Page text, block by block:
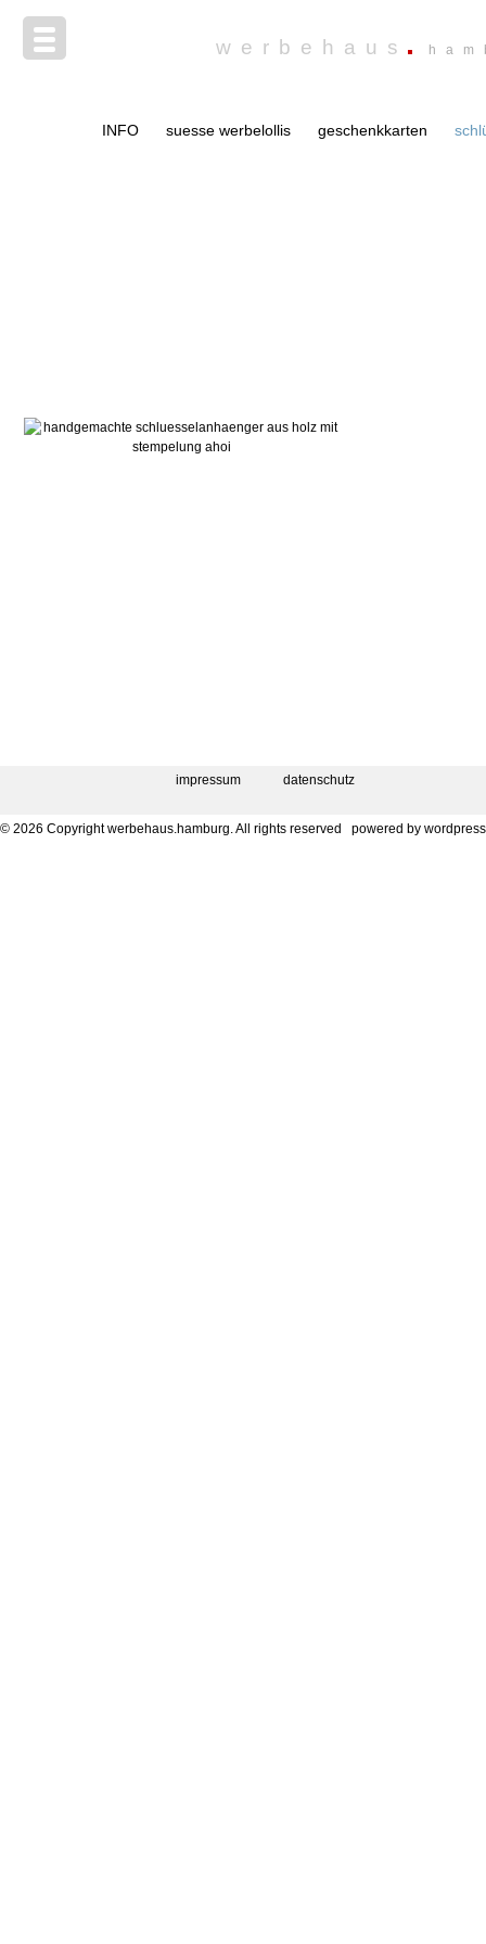
werbehaus
INFO suesse werbelollis geschenkkarten
impressum datenschutz
© 2026 Copyright werbehaus.hamburg. All rights reserved powered by wordpress